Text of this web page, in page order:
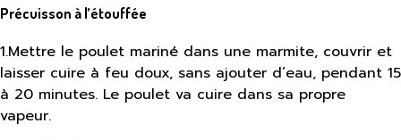
Précuisson à l’étouffée
1.Mettre le poulet mariné dans une marmite, couvrir et
laisser cuire à feu doux, sans ajouter d’eau, pendant 15
à 20 minutes. Le poulet va cuire dans sa propre
vapeur.